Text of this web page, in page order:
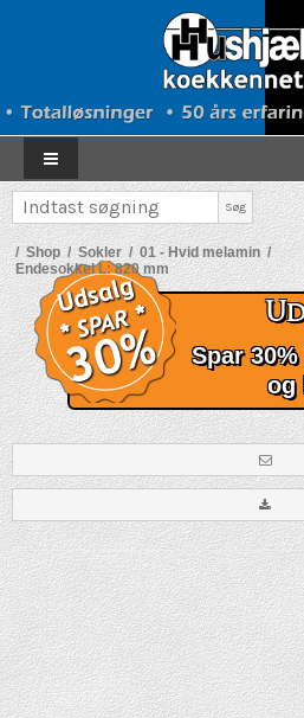
Søg
/ Shop / Sokler / 01 - Hvid melamin /
Endesokkel L: 820 mm
Spar
og